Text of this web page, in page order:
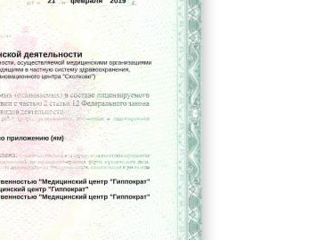
Без контраста С контрастом
2000р.
2550р.
Без контраста С контрастом
2100р.